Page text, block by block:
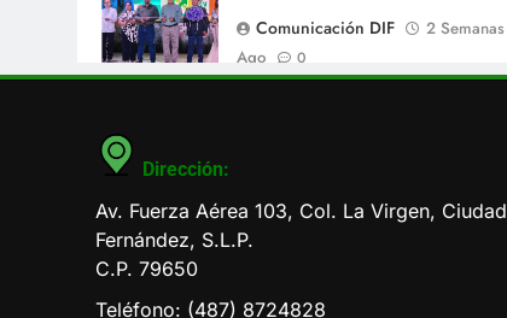
Comunicación DIF
2 Semanas
Ago
0
Dirección:
Av. Fuerza Aérea 103, Col. La Virgen, Ciudad
Fernández, S.L.P.
C.P. 79650
Teléfono: (487) 8724828